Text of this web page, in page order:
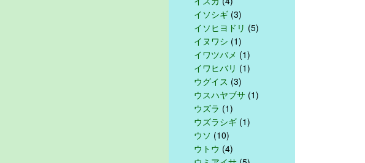
イソシギ (3)
イソヒヨドリ (5)
イヌワシ (1)
イワツバメ (1)
イワヒバリ (1)
ウグイス (3)
ウスハヤブサ (1)
ウズラ (1)
ウズラシギ (1)
ウソ (10)
ウトウ (4)